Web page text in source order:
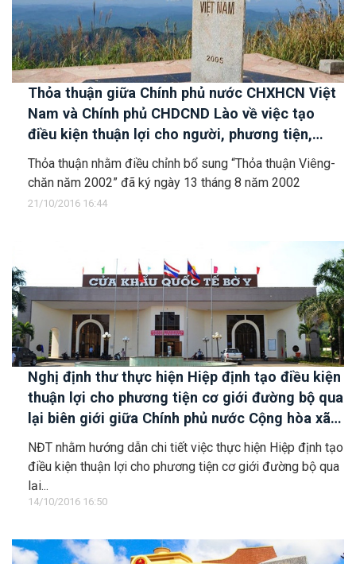
Thỏa thuận giữa Chính phủ nước CHXHCN Việt
Nam và Chính phủ CHDCND Lào về việc tạo
điều kiện thuận lợi cho người, phương tiện,
hàng hóa qua lại biên giới nhằm đẩy mạnh hơn
nữa việc khuyến khích và phát triển hợp tác đầu
tư thương mại giữa hai nước
Thỏa thuận nhằm điều chỉnh bổ sung “Thỏa thuận Viêng-
chăn năm 2002” đã ký ngày 13 tháng 8 năm 2002
21/10/2016 16:44
Nghị định thư thực hiện Hiệp định tạo điều kiện
thuận lợi cho phương tiện cơ giới đường bộ qua
lại biên giới giữa Chính phủ nước Cộng hòa xã
hội chủ nghĩa Việt Nam và Chính phủ nước
Cộng hòa dân chủ nhân dân Lào
NĐT nhằm hướng dẫn chi tiết việc thực hiện Hiệp định tạo
điều kiện thuận lợi cho phương tiện cơ giới đường bộ qua
lại...
14/10/2016 16:50